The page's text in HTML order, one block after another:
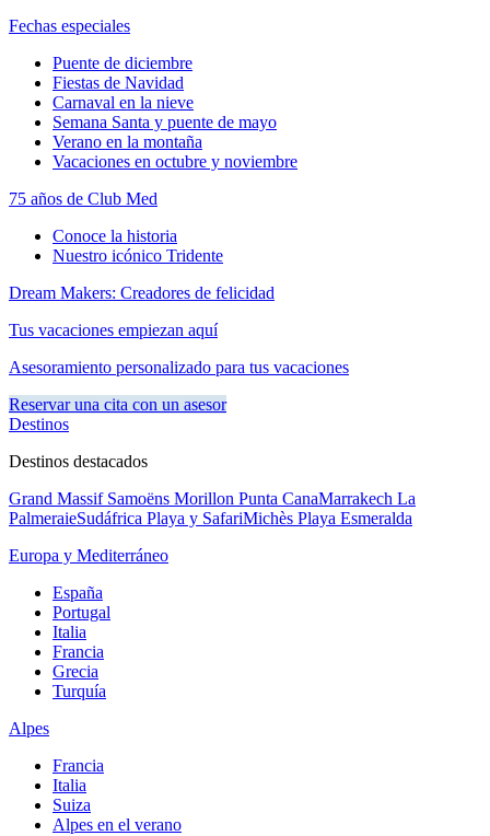
Fechas especiales
Puente de diciembre
Fiestas de Navidad
Carnaval en la nieve
Semana Santa y puente de mayo
Verano en la montaña
Vacaciones en octubre y noviembre
75 años de Club Med
Conoce la historia
Nuestro icónico Tridente
Dream Makers: Creadores de felicidad
Tus vacaciones empiezan aquí
Asesoramiento personalizado para tus vacaciones
Reservar una cita con un asesor
Destinos
Destinos destacados
Grand Massif Samoëns Morillon Punta CanaMarrakech La
PalmeraieSudáfrica Playa y SafariMichès Playa Esmeralda
Europa y Mediterráneo
España
Portugal
Italia
Francia
Grecia
Turquía
Alpes
Francia
Italia
Suiza
Alpes en el verano